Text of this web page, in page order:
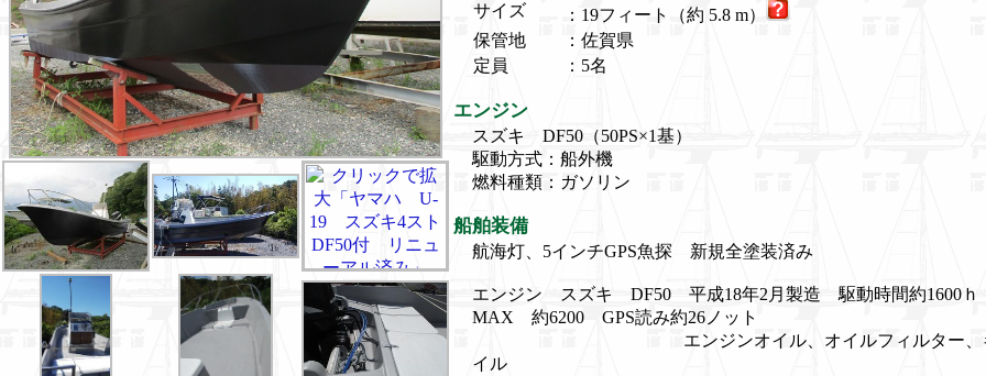
サイズ
：19フィート（約 5.8 m）
保管地
：佐賀県
定員
：5名
エンジン
スズキ DF50（50PS×1基）
駆動方式：船外機
燃料種類：ガソリン
船舶装備
航海灯、5インチGPS魚探 新規全塗装済み
エンジン スズキ DF50 平成18年2月製造 駆動時間約1600ｈ
MAX 約6200 GPS読み約26ノット
エンジンオイル、オイルフィルター、ギ
イル